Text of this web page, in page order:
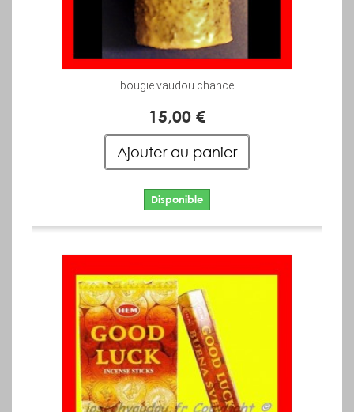
bougie vaudou chance
15,00 €
Ajouter au panier
Disponible